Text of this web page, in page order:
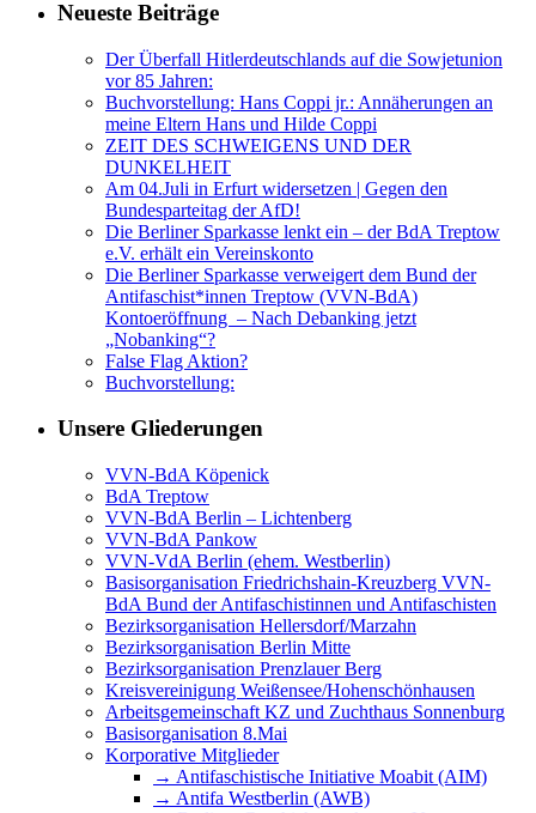
Neueste Beiträge
Der Überfall Hitlerdeutschlands auf die Sowjetunion
vor 85 Jahren:
Buchvorstellung: Hans Coppi jr.: Annäherungen an
meine Eltern Hans und Hilde Coppi
ZEIT DES SCHWEIGENS UND DER
DUNKELHEIT
Am 04.Juli in Erfurt widersetzen | Gegen den
Bundesparteitag der AfD!
Die Berliner Sparkasse lenkt ein – der BdA Treptow
e.V. erhält ein Vereinskonto
Die Berliner Sparkasse verweigert dem Bund der
Antifaschist*innen Treptow (VVN-BdA)
Kontoeröffnung – Nach Debanking jetzt
„Nobanking“?
False Flag Aktion?
Buchvorstellung:
Unsere Gliederungen
VVN-BdA Köpenick
BdA Treptow
VVN-BdA Berlin – Lichtenberg
VVN-BdA Pankow
VVN-VdA Berlin (ehem. Westberlin)
Basisorganisation Friedrichshain-Kreuzberg VVN-
BdA Bund der Antifaschistinnen und Antifaschisten
Bezirksorganisation Hellersdorf/Marzahn
Bezirksorganisation Berlin Mitte
Bezirksorganisation Prenzlauer Berg
Kreisvereinigung Weißensee/Hohenschönhausen
Arbeitsgemeinschaft KZ und Zuchthaus Sonnenburg
Basisorganisation 8.Mai
Korporative Mitglieder
→ Antifaschistische Initiative Moabit (AIM)
→ Antifa Westberlin (AWB)